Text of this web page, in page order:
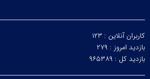
کاربران آنلاین : ۱۲۳
بازدید امروز : ۲۷۹
بازدید کل : ۹۶۵۳۸۹